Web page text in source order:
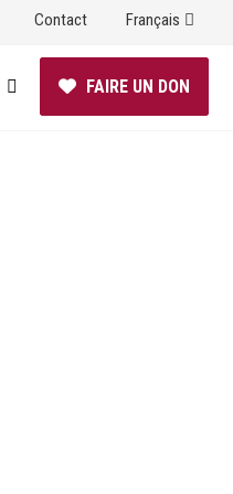
Contact Français
FAIRE UN DON